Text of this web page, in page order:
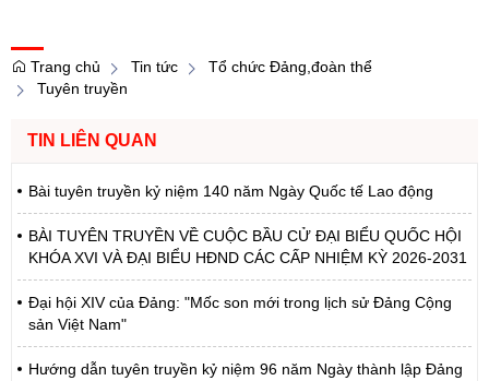
Trang chủ Tin tức
Tổ chức Đảng,đoàn thể
Tuyên truyền
TIN LIÊN QUAN
Bài tuyên truyền kỷ niệm 140 năm Ngày Quốc tế Lao động
BÀI TUYÊN TRUYỀN VỀ CUỘC BẦU CỬ ĐẠI BIỂU QUỐC HỘI
KHÓA XVI VÀ ĐẠI BIỂU HĐND CÁC CẤP NHIỆM KỲ 2026-2031
Đại hội XIV của Đảng: "Mốc son mới trong lịch sử Đảng Cộng
sản Việt Nam"
Hướng dẫn tuyên truyền kỷ niệm 96 năm Ngày thành lập Đảng